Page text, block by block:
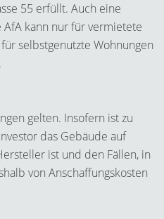
55 erfüllt. Auch eine
kann nur für vermietete
selbstgenutzte Wohnungen
gelten. Insofern ist zu
das Gebäude auf
ist und den Fällen, in
von Anschaffungskosten